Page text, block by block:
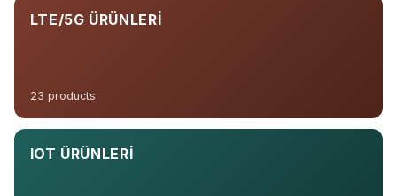
LTE/5G ÜRÜNLERI
23 products
IOT ÜRÜNLERI